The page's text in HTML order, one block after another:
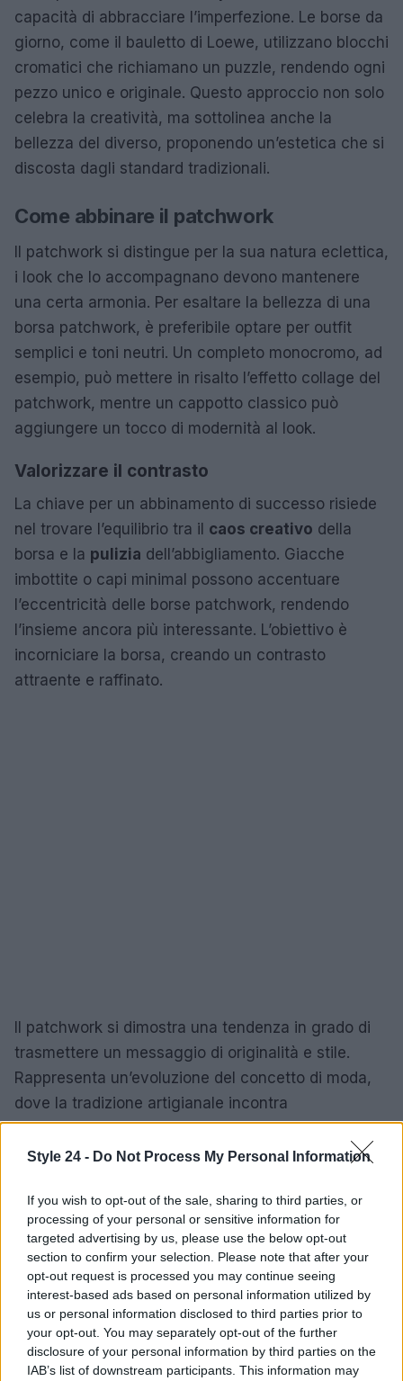
Style 24 - Do Not Process My Personal Information
If you wish to opt-out of the sale, sharing to third parties, or
processing of your personal or sensitive information for
targeted advertising by us, please use the below opt-out
section to confirm your selection. Please note that after your
opt-out request is processed you may continue seeing
interest-based ads based on personal information utilized by
us or personal information disclosed to third parties prior to
your opt-out. You may separately opt-out of the further
disclosure of your personal information by third parties on the
IAB’s list of downstream participants. This information may
capacità di abbracciare l’imperfezione. Le borse da
giorno, come il bauletto di Loewe, utilizzano blocchi
cromatici che richiamano un puzzle, rendendo ogni
pezzo unico e originale. Questo approccio non solo
celebra la creatività, ma sottolinea anche la
bellezza del diverso, proponendo un’estetica che si
discosta dagli standard tradizionali.
Come abbinare il patchwork
Il patchwork si distingue per la sua natura eclettica,
i look che lo accompagnano devono mantenere
una certa armonia. Per esaltare la bellezza di una
borsa patchwork, è preferibile optare per outfit
semplici e toni neutri. Un completo monocromo, ad
esempio, può mettere in risalto l’effetto collage del
patchwork, mentre un cappotto classico può
aggiungere un tocco di modernità al look.
Valorizzare il contrasto
La chiave per un abbinamento di successo risiede
nel trovare l’equilibrio tra il caos creativo della
borsa e la pulizia dell’abbigliamento. Giacche
imbottite o capi minimal possono accentuare
l’eccentricità delle borse patchwork, rendendo
l’insieme ancora più interessante. L’obiettivo è
incorniciare la borsa, creando un contrasto
attraente e raffinato.
Il patchwork si dimostra una tendenza in grado di
trasmettere un messaggio di originalità e stile.
Rappresenta un’evoluzione del concetto di moda,
dove la tradizione artigianale incontra
l’innovazione, dando vita a creazioni che
raccontano storie uniche e affascinanti.
AUTORE
Staff